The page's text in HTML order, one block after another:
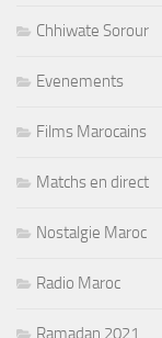
Chhiwate Sorour
Evenements
Films Marocains
Matchs en direct
Nostalgie Maroc
Radio Maroc
Ramadan 2021